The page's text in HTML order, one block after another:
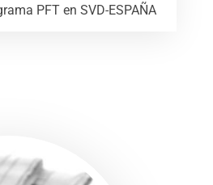
PFT en SVD-ESPAÑA